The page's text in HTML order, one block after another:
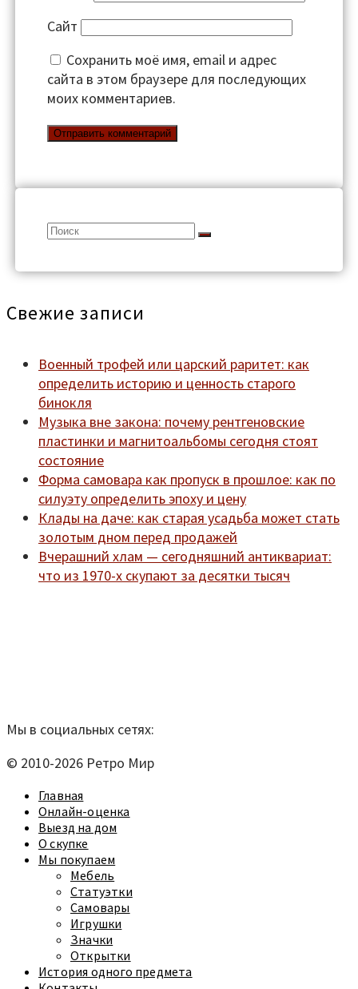
Сайт
Сохранить моё имя, email и адрес
сайта в этом браузере для последующих
моих комментариев.
Search
Свежие записи
Военный трофей или царский раритет: как
определить историю и ценность старого
бинокля
Музыка вне закона: почему рентгеновские
пластинки и магнитоальбомы сегодня стоят
состояние
Форма самовара как пропуск в прошлое: как по
силуэту определить эпоху и цену
Клады на даче: как старая усадьба может стать
золотым дном перед продажей
Вчерашний хлам — сегодняшний антиквариат:
что из 1970-х скупают за десятки тысяч
Мы в социальных сетях:
© 2010-2026 Ретро Мир
Главная
Онлайн-оценка
Выезд на дом
О скупке
Мы покупаем
Мебель
Статуэтки
Самовары
Игрушки
Значки
Открытки
История одного предмета